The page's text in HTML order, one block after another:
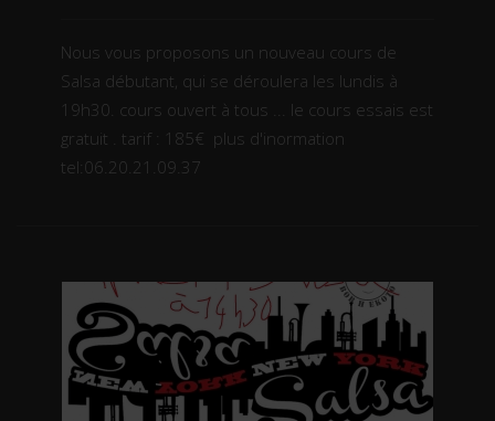
Nous vous proposons un nouveau cours de
Salsa débutant, qui se déroulera les lundis à
19h30. cours ouvert à tous ... le cours essais est
gratuit . tarif : 185€ plus d'inormation
tel:06.20.21.09.37